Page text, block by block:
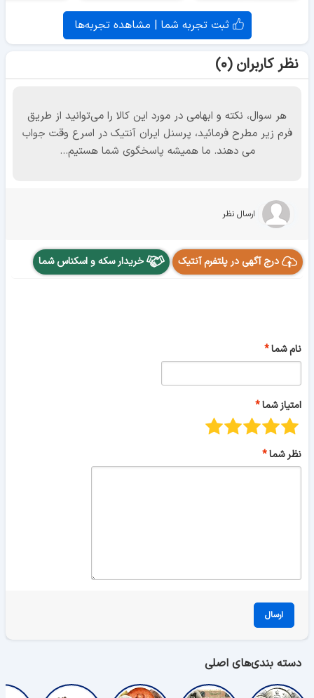
ثبت تجربه شما | مشاهده تجربه‌ها
نظر کاربران (۰)
هر سوال، نکته و ابهامی در مورد این کالا را می‌توانید از طریق
فرم زیر مطرح فرمائید، پرسنل ایران آنتیک در اسرع وقت جواب
می دهند. ما همیشه پاسخگوی شما هستیم...
ارسال نظر
درج آگهی در پلتفرم آنتیک خریدار سکه و اسکناس شما
نام شما
امتیاز شما
نظر شما
ارسال
دسته بندی‌های اصلی